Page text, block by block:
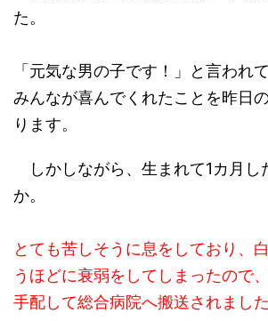
た。
「元気な男の子です！」と言われ
みんなが喜んでくれたことを昨日
ります。
しかしながら、生まれて1カ月し
か。
とても苦しそうに息をしており、
うほどに衰弱をしてしまったので
手配して総合病院へ搬送されました